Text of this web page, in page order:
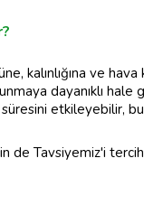
kalınlığına ve
dayanıklı
etkileyebilir,
de Tavsiyemiz'i